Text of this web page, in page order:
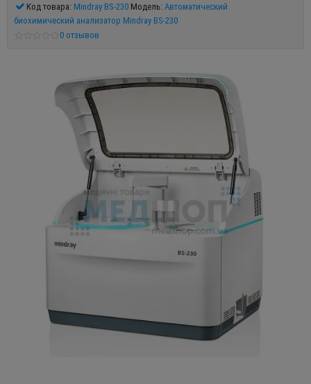
Код товара: Mindray BS-230 Модель: Автоматический
биохимический анализатор Mindray BS-230
0 отзывов